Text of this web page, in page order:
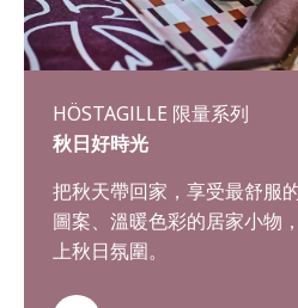
HÖSTAGILLE 限量系列
秋日好時光
把秋天帶回家，享受最舒服
圖案、溫暖色彩的居家小物
上秋日氛圍。